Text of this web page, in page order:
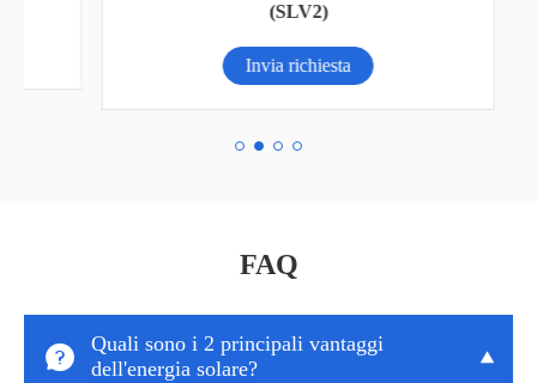
(SLV2)
Invia richiesta
FAQ

Quali sono i 2 principali vantaggi
dell'energia solare?
